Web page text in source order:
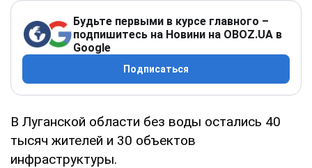
Будьте первыми в курсе главного –
подпишитесь на Новини на OBOZ.UA в
Google
Подписаться
В Луганской области без воды остались 40
тысяч жителей и 30 объектов
инфраструктуры.